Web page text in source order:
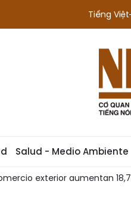
Tiếng Việt
Salud - Medio Ambiente
dólares en IED en siete